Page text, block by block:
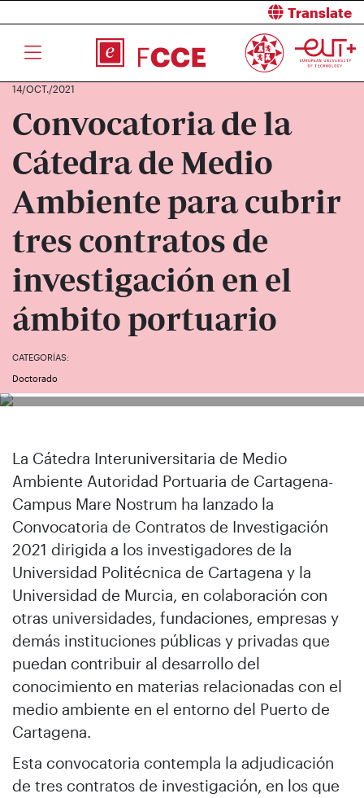
Translate
14/OCT./2021
Convocatoria de la
Cátedra de Medio
Ambiente para cubrir
tres contratos de
investigación en el
ámbito portuario
CATEGORÍAS:
Doctorado
La Cátedra Interuniversitaria de Medio
Ambiente Autoridad Portuaria de Cartagena-
Campus Mare Nostrum ha lanzado la
Convocatoria de Contratos de Investigación
2021 dirigida a los investigadores de la
Universidad Politécnica de Cartagena y la
Universidad de Murcia, en colaboración con
otras universidades, fundaciones, empresas y
demás instituciones públicas y privadas que
puedan contribuir al desarrollo del
conocimiento en materias relacionadas con el
medio ambiente en el entorno del Puerto de
Cartagena.
Esta convocatoria contempla la adjudicación
de tres contratos de investigación, en los que